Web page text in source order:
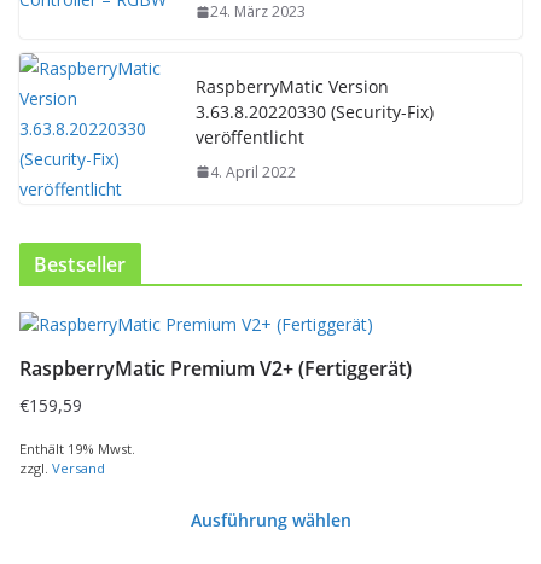
24. März 2023
RaspberryMatic Version
3.63.8.20220330 (Security-Fix)
veröffentlicht
4. April 2022
Bestseller
RaspberryMatic Premium V2+ (Fertiggerät)
€159,59
Enthält 19% Mwst.
zzgl. Versand
Ausführung wählen
D
e
s
s
P